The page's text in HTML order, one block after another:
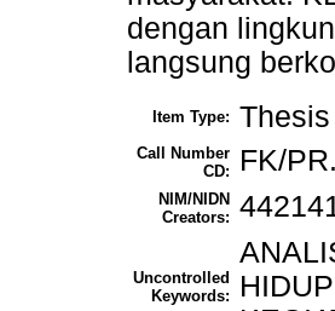
dengan
langsung
Item Type:
Call Number
CD:
FK/
NIM/NIDN
Creators:
Uncontrolled
Keywords: